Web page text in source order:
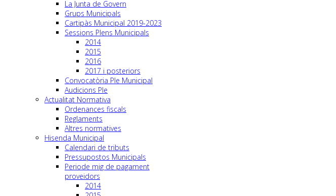
La Junta de Govern
Grups Municipals
Cartipàs Municipal 2019-2023
Sessions Plens Municipals
2014
2015
2016
2017 i posteriors
Convocatòria Ple Municipal
Audicions Ple
Actualitat Normativa
Ordenances fiscals
Reglaments
Altres normatives
Hisenda Municipal
Calendari de tributs
Pressupostos Municipals
Periode mig de pagament
proveidors
2014